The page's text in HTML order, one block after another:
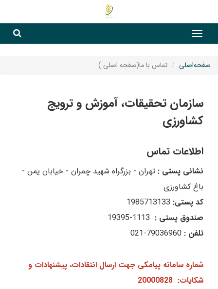
صفحه‌اصلی تماس با ما(صفحه اصلی )
سازمان تحقیقات، آموزش و ترویج
کشاورزی
اطلاعات تماس
نشانی پستی : تهران - بزرگراه شهید چمران - خیابان یمن -
باغ کشاورزی
کد پستی:
صندوق پستی :
تلفن : 79036960-021
شماره سامانه پیامکی جهت ارسال انتقادات، پیشنهادات و
شکایات: 20000828